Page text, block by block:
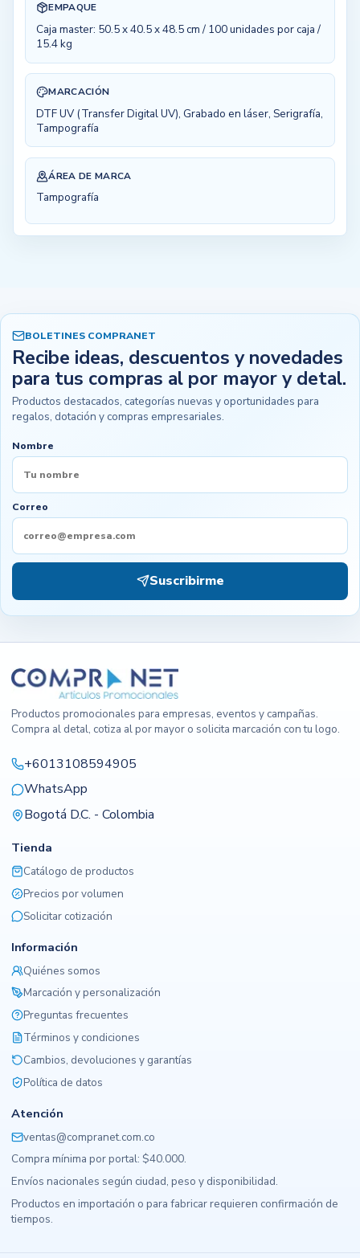
EMPAQUE
Caja master: 50.5 x 40.5 x 48.5 cm / 100 unidades por caja /
15.4 kg
MARCACIÓN
DTF UV (Transfer Digital UV), Grabado en láser, Serigrafía,
Tampografía
ÁREA DE MARCA
Tampografía
BOLETINES COMPRANET
Recibe ideas, descuentos y novedades
para tus compras al por mayor y detal.
Productos destacados, categorías nuevas y oportunidades para
regalos, dotación y compras empresariales.
Nombre
Correo
Suscribirme
Productos promocionales para empresas, eventos y campañas.
Compra al detal, cotiza al por mayor o solicita marcación con tu logo.
+6013108594905
WhatsApp
Bogotá D.C. - Colombia
Tienda
Catálogo de productos
Precios por volumen
Solicitar cotización
Información
Quiénes somos
Marcación y personalización
Preguntas frecuentes
Términos y condiciones
Cambios, devoluciones y garantías
Política de datos
Atención
ventas@compranet.com.co
Compra mínima por portal: $40.000.
Envíos nacionales según ciudad, peso y disponibilidad.
Productos en importación o para fabricar requieren confirmación de
tiempos.